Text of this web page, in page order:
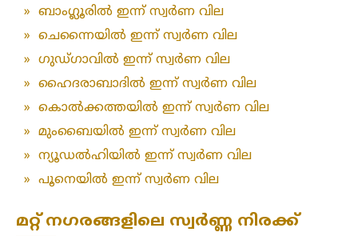
» ബാംഗ്ലൂരിൽ ഇന്ന് സ്വർണ വില
» ചെന്നൈയിൽ ഇന്ന് സ്വർണ വില
» ഗുഡ്ഗാവിൽ ഇന്ന് സ്വർണ വില
» ഹൈദരാബാദിൽ ഇന്ന് സ്വർണ വില
» കൊൽക്കത്തയിൽ ഇന്ന് സ്വർണ വില
» മുംബൈയിൽ ഇന്ന് സ്വർണ വില
» ന്യൂഡൽഹിയിൽ ഇന്ന് സ്വർണ വില
» പൂനെയിൽ ഇന്ന് സ്വർണ വില
മറ്റ് നഗരങ്ങളിലെ സ്വർണ്ണ നിരക്ക്